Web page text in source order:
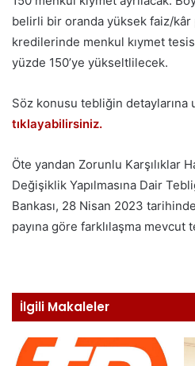
belirli bir oranda yüksek faiz/kâr
kredilerinde menkul kıymet
yüzde 150’ye yükseltlilecek.
Söz konusu tebliğin detaylarına
tıklayabilirsiniz.
Öte yandan Zorunlu Karşılıklar
Değişiklik Yapılmasına Dair
Bankası, 28 Nisan 2023
payına göre farklılaşma mevcut
İlgili Makaleler